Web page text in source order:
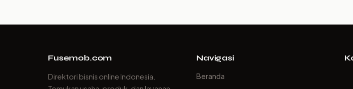
Fusemob.com
Direktori bisnis online Indonesia.
Navigasi
Beranda